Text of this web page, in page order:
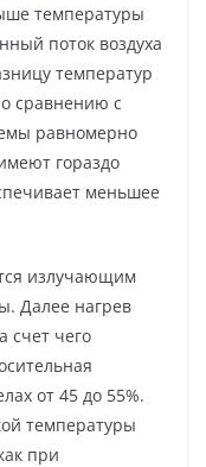
температуры
поток воздуха
температур
сравнению с
равномерно
гораздо
меньшее
излучающим
Далее нагрев
счет чего
от 45 до 55%.
температуры
при